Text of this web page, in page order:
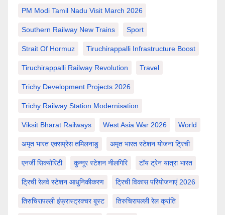
PM Modi Tamil Nadu Visit March 2026
Southern Railway New Trains Sport
Strait Of Hormuz Tiruchirappalli Infrastructure Boost
Tiruchirappalli Railway Revolution Travel
Trichy Development Projects 2026
Trichy Railway Station Modernisation
Viksit Bharat Railways West Asia War 2026 World
अमृत भारत एक्सप्रेस तमिलनाडु अमृत भारत स्टेशन योजना ट्रिची
एनर्जी सिक्योरिटी कुन्नूर स्टेशन नीलगिरि टॉय ट्रेन यात्रा भारत
ट्रिची रेलवे स्टेशन आधुनिकीकरण ट्रिची विकास परियोजनाएं 2026
तिरुचिरापल्ली इंफ्रास्ट्रक्चर बूस्ट तिरुचिरापल्ली रेल क्रांति